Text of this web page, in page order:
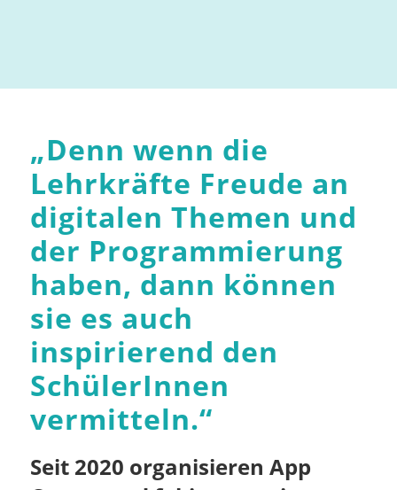
„Denn wenn die
Lehrkräfte Freude an
digitalen Themen und
der Programmierung
haben, dann können
sie es auch
inspirierend den
SchülerInnen
vermitteln.“
Seit 2020 organisieren App